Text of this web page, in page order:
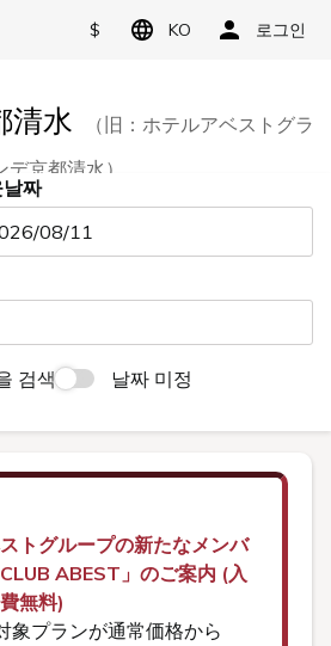
$ KO 로그인
清水
（旧：ホテルアベストグラ
デ京都清水）
짜
08/11
검색
날짜 미정
トグループの新たなメンバ
ABEST」のご案内 (入
無料)
象プランが通常価格から